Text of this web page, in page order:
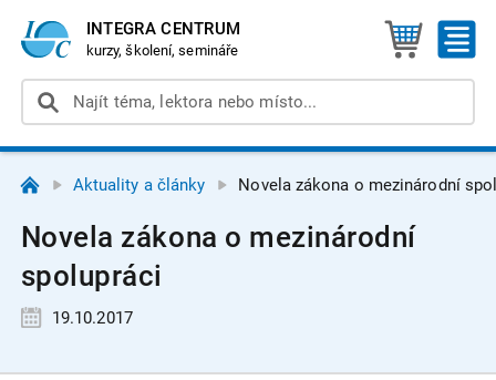
INTEGRA CENTRUM
kurzy, školení, semináře
Aktuality a články Novela zákona o mezinárodní
Novela zákona o mezinárodní
spolupráci
19.10.2017